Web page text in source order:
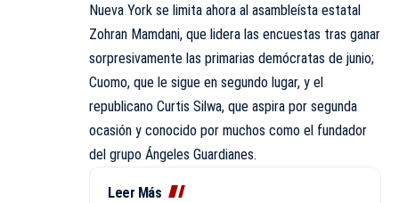
Nueva York se limita ahora al asambleísta estatal
Zohran Mamdani, que lidera las encuestas tras ganar
sorpresivamente las primarias demócratas de junio;
Cuomo, que le sigue en segundo lugar, y el
republicano Curtis Silwa, que aspira por segunda
ocasión y conocido por muchos como el fundador
del grupo Ángeles Guardianes.
Leer Más